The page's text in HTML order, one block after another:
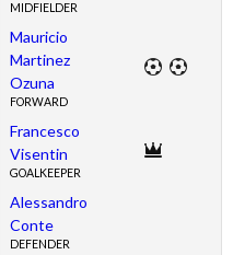
MIDFIELDER
Mauricio
Martinez
Ozuna
FORWARD
Francesco
Visentin
GOALKEEPER
Alessandro
Conte
DEFENDER